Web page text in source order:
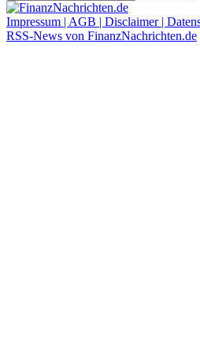
Impressum | AGB | Disclaimer |
RSS-News von FinanzNachrichten.de